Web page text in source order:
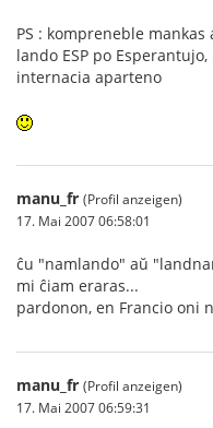
PS : kompreneble
lando ESP po
internacia aparteno
manu_fr (Profil anzeigen)
17. Mai 2007 06:58:01
ĉu "namlando" aŭ
mi ĉiam eraras...
pardonon, en Francio oni
manu_fr (Profil anzeigen)
17. Mai 2007 06:59:31